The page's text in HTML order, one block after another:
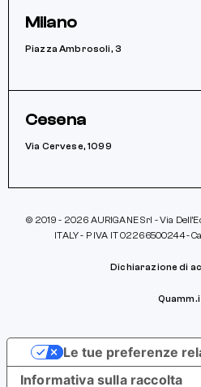
Milano
Piazza Ambrosoli, 3
Cesena
Via Cervese, 1099
© 2019 - 2026 AURIGANE Srl - Via
ITALY - P IVA IT 02266500244 -
Dichiarazione di
Informativa sulla raccolta
Le tue preferenze